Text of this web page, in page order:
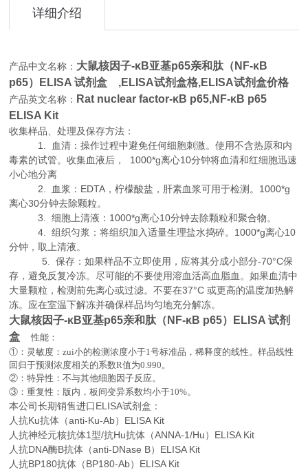
详细介绍
产品中文名称： 大鼠核因子-κB亚基p65亲和肽（NF-κB
p65）ELISA 试剂盒 ,ELISA试剂盒格,ELISA试剂盒价格
产品英文名称： Rat nuclear factor-κB p65,NF-κB p65
ELISA Kit
收集样品、处理及保存方法：
1. 血清：操作过程中避免任何细胞刺激。使用不含热原和内
毒素的试管。收集血液后， 1000*g离心10分钟将血清和红细胞迅速
小心地分离
2. 血浆：EDTA，柠檬酸盐，肝素血浆可用于检测。1000*g
离心30分钟去除颗粒。
3. 细胞上清液：1000*g离心10分钟去除颗粒和聚合物。
4. 组织匀浆：将组织加入适量生理盐水捣碎。1000*g离心10
分钟，取上清液。
5. 保存：如果样品不立即使用，应将其分成小部分-70°C保
存，避免反复冷冻。尽可能的不要使用溶血活高血脂血。如果血清中
大量颗粒，检测前先离心或过滤。不要在37°C 或更高的温度加热解
冻。应在室温下解冻并确保样品均匀地充分解冻。
大鼠核因子-κB亚基p65亲和肽（NF-κB p65）ELISA 试剂
盒性能：
①：灵敏度：zui小的检测浓度小于1号标准品，稀释度的线性。样品线性
回归于预测浓度相关的系数R值为0.990。
②：特异性：不与其他细胞因子反应。
③：重复性：版内，板间变异系数均小于10%。
本公司长期销售进口ELISA试剂盒：
人抗Ku抗体（anti-Ku-Ab）ELISA Kit
人抗神经元核抗体1型/抗Hu抗体（ANNA-1/Hu）ELISA Kit
人抗DNA酶B抗体（anti-DNase B）ELISA Kit
人抗BP180抗体（BP180-Ab）ELISA Kit